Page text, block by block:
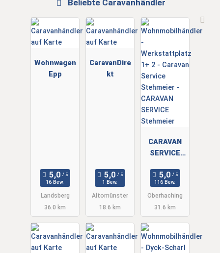
Beliebte Caravanhändler
Wohnwagen
Epp
16 Bew.
Landsberg
36.0 km
CaravanDire
kt
1 Bew.
Altomünster
18.6 km
CARAVAN
SERVICE
116 Bew.
Oberhaching
31.6 km